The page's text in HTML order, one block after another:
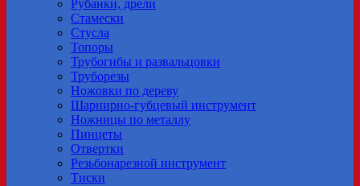
Рубанки, дрели
Стамески
Стусла
Топоры
Трубогибы и развальцовки
Труборезы
Ножовки по дереву
Шарнирно-губцевый инструмент
Ножницы по металлу
Пинцеты
Отвертки
Резьбонарезной инструмент
Тиски